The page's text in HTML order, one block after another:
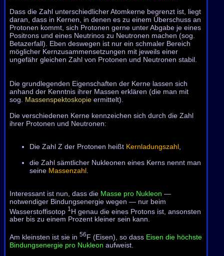
Dass die Zahl unterschiedlicher Atomkerne begrenzt ist, liegt
daran, dass in Kernen, in denen es zu einem Überschuss an
Protonen kommt, sich Protonen gerne unter Abgabe je eines
Positrons und eines Neutrinos zu Neutronen machen (sog.
Betazerfall). Eben deswegen ist nur ein schmaler Bereich
möglicher Kernzusammen­setzungen mit jeweils einer
ungefähr gleichen Zahl von Protonen und Neutronen stabil.
Die grundlegenden Eigenschaften der Kerne lassen sich
anhand der Kenntnis ihrer Massen erklären (die man mit
sog. Massenspektoskopie ermittelt).
Die verschiedenen Kerne kennzeichen sich durch die Zahl
ihrer Protonen und Neutronen:
Die Zahl Z der Protonen heißt Kernladungszahl
die Zahl sämtlicher Nukleonen eines Kerns nennt man
seine Massenzahl
Interessant ist nun, dass die Masse pro Nukleon —
notwendiger Bindungsenergie wegen — nur beim
Wasserstoffisotop 1 H genau die eines Protons ist, ansonsten
aber bis zu einem Prozent kleiner sein kann.
Am kleinsten ist sie in 56F (Eisen), so dass Eisen die höchste
Bindungsenergie pro Nukleon aufweist.